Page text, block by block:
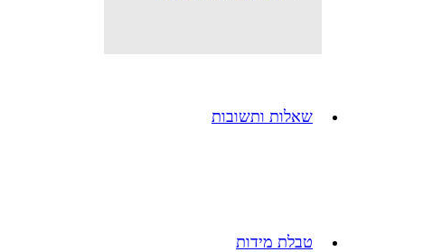
שאלות ותשובות
טבלת מידות